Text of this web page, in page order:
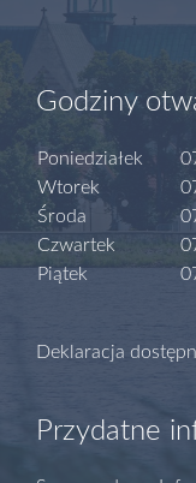
Godziny
Poniedziałek
Wtorek
Środa
Czwartek
Piątek
Deklaracja
Przydatne